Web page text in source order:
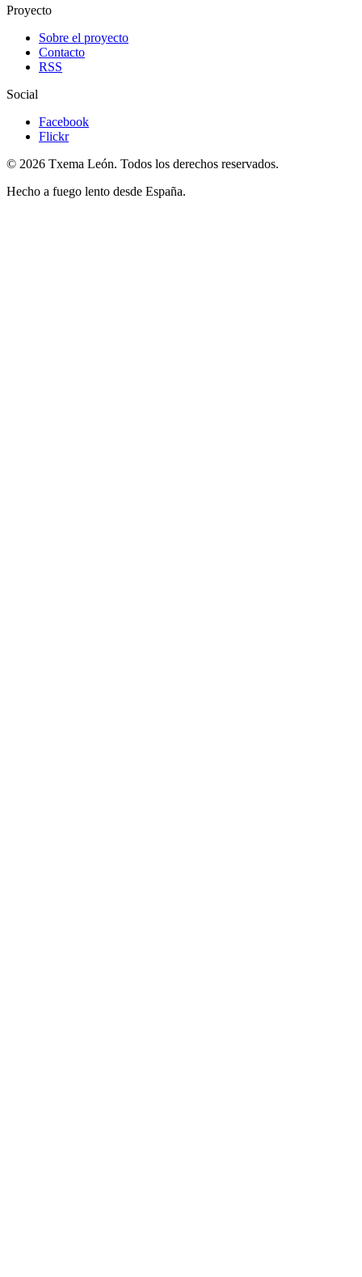
Proyecto
Sobre el proyecto
Contacto
RSS
Social
Facebook
Flickr
© 2026 Txema León. Todos los derechos reservados.
Hecho a fuego lento desde España.